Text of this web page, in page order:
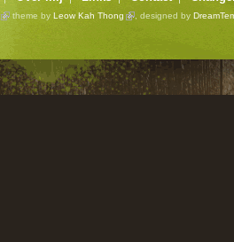
theme by Leow Kah Thong , designed by